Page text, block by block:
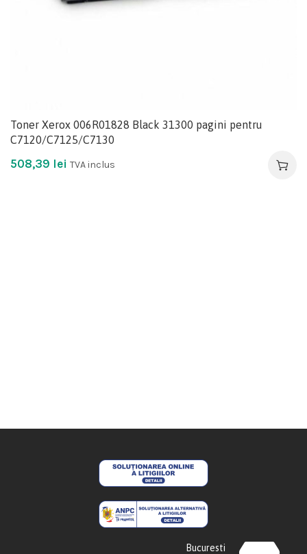
Toner Xerox 006R01828 Black 31300 pagini pentru
C7120/C7125/C7130
508,39 lei TVA inclus
Bucuresti